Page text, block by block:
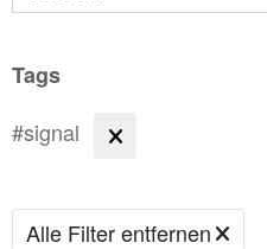
Tags
#signal
Alle Filter entfernen